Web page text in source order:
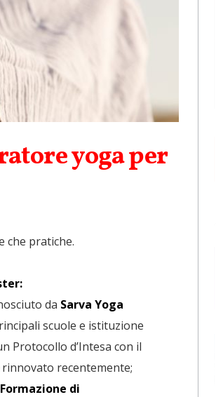
yoga per
che pratiche.
da Sarva Yoga
scuole e istituzione
Protocollo d’Intesa con il
recentemente;
di